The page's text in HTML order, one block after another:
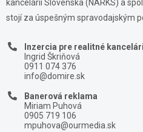
kancelárií Slovenska (NARKS) a
stojí za úspešným spravodajským
Inzercia pre realitné
Ingrid Škriňová
0911 074 376
info@domire.sk
Banerová reklama
Miriam Puhová
0905 719 106
mpuhova@ourmedia.sk